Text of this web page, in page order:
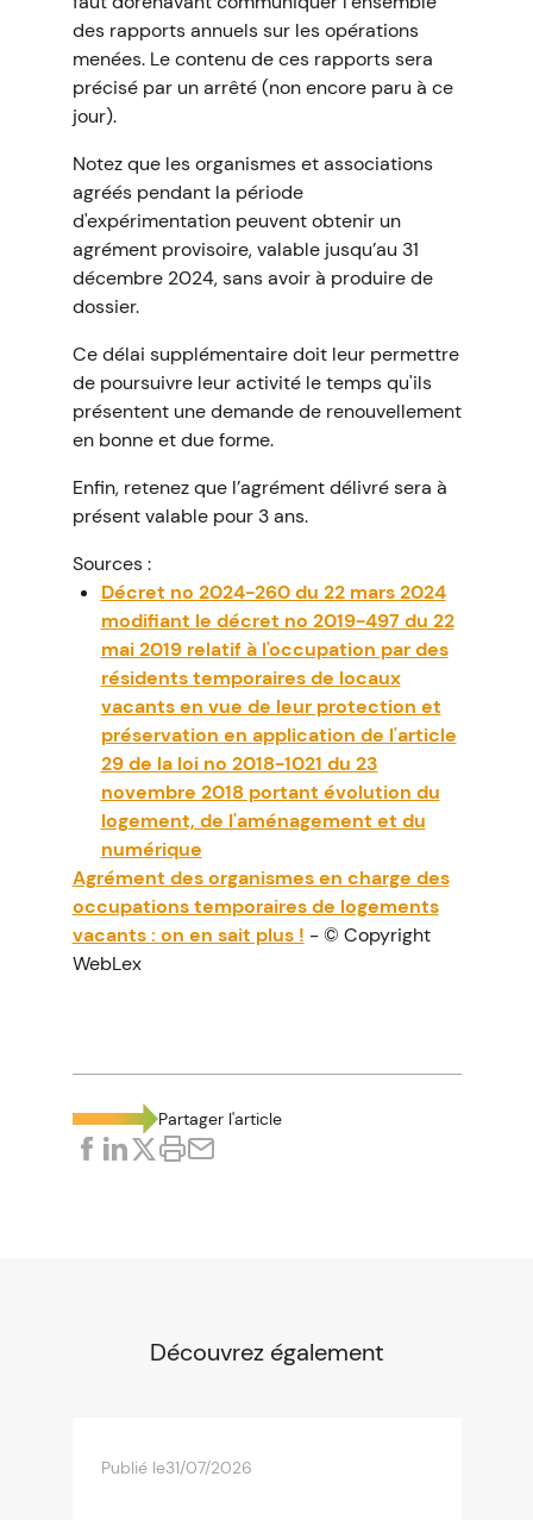
des rapports annuels sur les opérations
menées. Le contenu de ces rapports sera
précisé par un arrêté (non encore paru à ce
jour).
Notez que les organismes et associations
agréés pendant la période
d'expérimentation peuvent obtenir un
agrément provisoire, valable jusqu’au 31
décembre 2024, sans avoir à produire de
dossier.
Ce délai supplémentaire doit leur permettre
de poursuivre leur activité le temps qu'ils
présentent une demande de renouvellement
en bonne et due forme.
Enfin, retenez que l’agrément délivré sera à
présent valable pour 3 ans.
Sources :
Décret no 2024-260 du 22 mars 2024
modifiant le décret no 2019-497 du 22
mai 2019 relatif à l'occupation par des
résidents temporaires de locaux
vacants en vue de leur protection et
préservation en application de l'article
29 de la loi no 2018-1021 du 23
novembre 2018 portant évolution du
logement, de l'aménagement et du
numérique
Agrément des organismes en charge des
occupations temporaires de logements
vacants : on en sait plus ! - © Copyright
WebLex
Partager l'article
Découvrez également
Publié le31/07/2026